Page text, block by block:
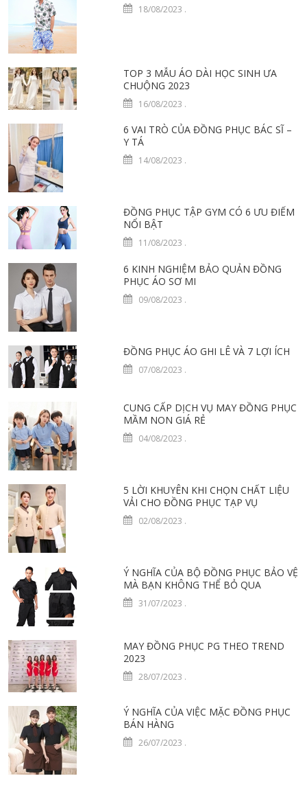
18/08/2023 .
TOP 3 MẪU ÁO DÀI HỌC SINH ƯA
CHUỘNG 2023
16/08/2023 .
6 VAI TRÒ CỦA ĐỒNG PHỤC BÁC SĨ –
Y TÁ
14/08/2023 .
ĐỒNG PHỤC TẬP GYM CÓ 6 ƯU ĐIỂM
NỔI BẬT
11/08/2023 .
6 KINH NGHIỆM BẢO QUẢN ĐỒNG
PHỤC ÁO SƠ MI
09/08/2023 .
ĐỒNG PHỤC ÁO GHI LÊ VÀ 7 LỢI ÍCH
07/08/2023 .
CUNG CẤP DỊCH VỤ MAY ĐỒNG PHỤC
MẦM NON GIÁ RẺ
04/08/2023 .
5 LỜI KHUYÊN KHI CHỌN CHẤT LIỆU
VẢI CHO ĐỒNG PHỤC TẠP VỤ
02/08/2023 .
Ý NGHĨA CỦA BỘ ĐỒNG PHỤC BẢO VỆ
MÀ BẠN KHÔNG THỂ BỎ QUA
31/07/2023 .
MAY ĐỒNG PHỤC PG THEO TREND
2023
28/07/2023 .
Ý NGHĨA CỦA VIỆC MẶC ĐỒNG PHỤC
BÁN HÀNG
26/07/2023 .